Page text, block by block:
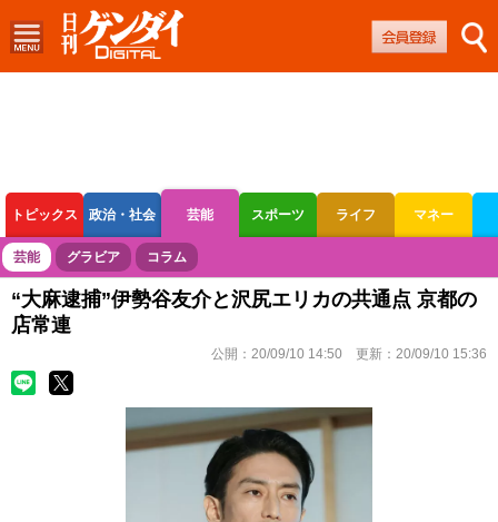
トピックス 政治・社会 芸能 スポーツ ライフ マネー
ボートレース 競輪 オートレース
芸能 グラビア コラム
“大麻逮捕”伊勢谷友介と沢尻エリカの共通点 京都の
店常連
公開： 20/09/10 14:50 更新： 20/09/10 15:36